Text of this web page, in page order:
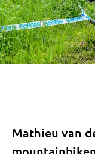
Mathieu van